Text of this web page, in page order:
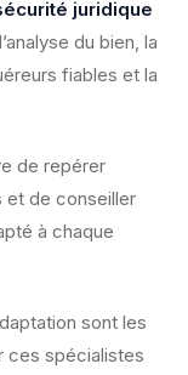
juridique
du bien, la
fiables et la
de repérer
et de conseiller
à chaque
sont les
ces spécialistes